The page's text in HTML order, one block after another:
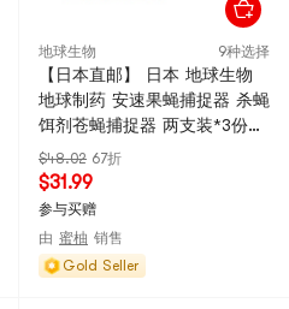
地球生物 9种选择
【日本直邮】 日本 地球生物
地球制药 安速果蝇捕捉器 杀蝇
饵剂苍蝇捕捉器 两支装*3份
【超值组合】
$48.02 67折
$31.99
参与买赠
由 蜜柚 销售
Gold Seller